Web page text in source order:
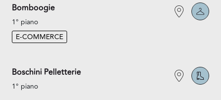
Bomboogie
1° piano
E-COMMERCE
Boschini Pelletterie
1° piano